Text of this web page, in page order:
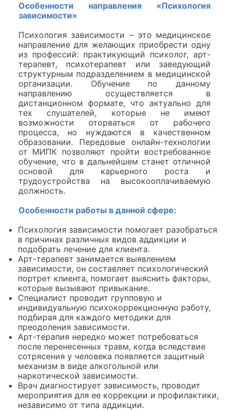
Особенности направления «Психология
зависимости»
Психология зависимости – это медицинское
направление для желающих приобрести одну
из профессий: практикующий психолог, арт-
терапевт, психотерапевт или заведующий
структурным подразделением в медицинской
организации. Обучение по данному
направлению осуществляется в
дистанционном формате, что актуально для
тех слушателей, которые не имеют
возможности оторваться от рабочего
процесса, но нуждаются в качественном
образовании. Передовые онлайн-технологии
от МИПК позволяют пройти востребованное
обучение, что в дальнейшем станет отличной
основой для карьерного роста и
трудоустройства на высокооплачиваемую
должность.
Особенности работы в данной сфере:
Психология зависимости помогает разобраться
в причинах различных видов аддикции и
подобрать лечение для клиента.
Арт-терапевт занимается выявлением
зависимости, он составляет психологический
портрет клиента, помогает выяснить факторы,
которые вызывают привыкание.
Специалист проводит групповую и
индивидуальную психокоррекционную работу,
подбирая для каждого методики для
преодоления зависимости.
Арт-терапия нередко может потребоваться
после перенесенных травм, когда вследствие
сотрясения у человека появляется защитный
механизм в виде алкогольной или
наркотической зависимости.
Врач диагностирует зависимость, проводит
мероприятия для ее коррекции и профилактики,
независимо от типа аддикции.